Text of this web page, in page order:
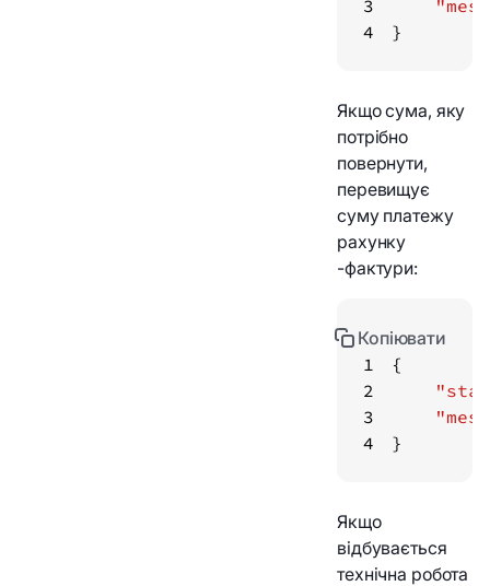
3
4
}
Якщо сума, яку
потрібно
повернути,
перевищує
суму платежу
рахунку
-фактури:
1
2
3
4
}
Копіювати
Якщо
відбувається
технічна робота